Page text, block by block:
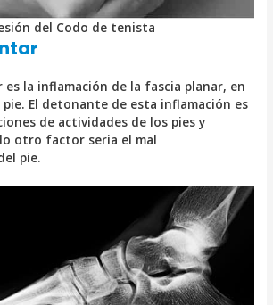
del Codo de tenista
la inflamación de la fascia planar, en
El detonante de esta inflamación es
de actividades de los pies y
otro factor seria el mal
pie.